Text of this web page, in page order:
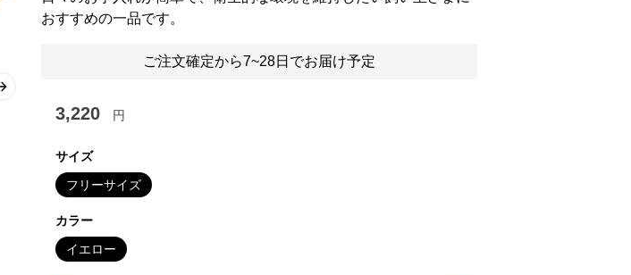
Next slide
おすすめの一品です。
ご注文確定から7~28日でお届け予定
3,220 円
サイズ
フリーサイズ
カラー
イエロー